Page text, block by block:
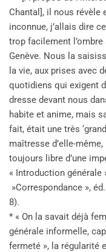
Chantal], il nous révèle
inconnue, j’allais dire
trop facilement
Genève. Nous la
la vie, aux prises avec
quotidiens qui exigent
dresse devant nous
habite et anime, mais
fait, était une très
maîtresse d’elle-
toujours libre d’une
« Introduction générale
»Correspondance »,
8).
* « On la savait déjà
générale informelle,
fermeté », la régularité